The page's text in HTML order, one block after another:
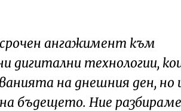
ангажимент към
дигитални технологии,
на днешния ден, но
бъдещето. Ние